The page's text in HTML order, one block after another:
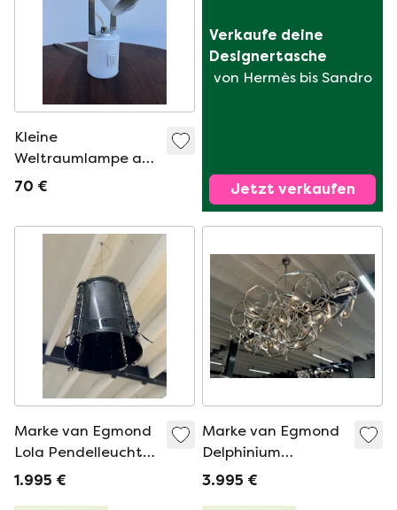
Kleine
Weltraumlampe aus
den 1970er Jahren
70 €
Verkaufe deine
Designertasche
von Hermès bis Sandro
Jetzt verkaufen
Marke van Egmond
Lola Pendelleuchte
schwarz
1.995 €
Marke van Egmond
Delphinium
Kronleuchter l160
3.995 €